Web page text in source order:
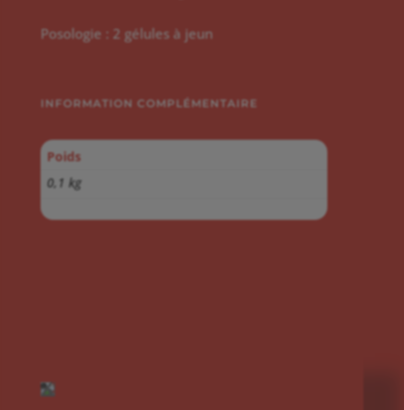
Posologie : 2 gélules à jeun
INFORMATION COMPLÉMENTAIRE
Poids
0,1 kg